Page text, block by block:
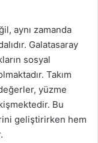
aynı zamanda
Galatasaray
sosyal
Takım
yüzme
Bu
geliştirirken hem